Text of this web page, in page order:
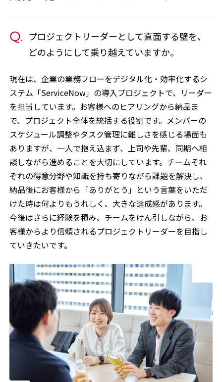
プロジェクトリーダーとして直面する壁を、
どのようにして乗り越えていますか。
現在は、企業の業務フローをデジタル化・効率化するシ
ステム「ServiceNow」の導入プロジェクトで、リーダー
を担当しています。お客様へのヒアリングから納品ま
で、プロジェクト全体を統括する役割です。メンバーの
スケジュール調整やタスク管理に難しさを感じる場面も
ありますが、一人で抱え込まず、上司や先輩、同期へ相
談しながら進めることを大切にしています。チームそれ
ぞれの得意分野や知識を持ち寄りながら課題を解決し、
納品後にお客様から「ありがとう」という言葉をいただ
けた時は何よりもうれしく、大きな達成感があります。
今後はさらに経験を積み、チームをけん引しながら、お
客様からより信頼されるプロジェクトリーダーを目指し
ていきたいです。